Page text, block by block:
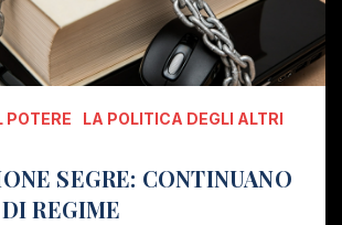
POTERE
LA POLITICA DEGLI ALTRI
SEGRE: CONTINUANO
REGIME